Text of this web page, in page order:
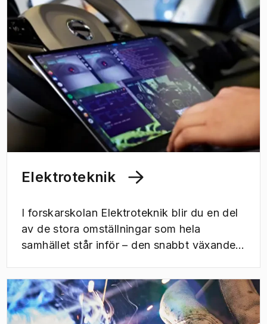
Elektroteknik
I forskarskolan Elektroteknik blir du en del
av de stora omställningar som hela
samhället står inför – den snabbt växande
elektrifieringen. För att vi ska klara av
dessa utmaningar är det viktigt att ständigt
uppdatera och utveckla kunskaper inom